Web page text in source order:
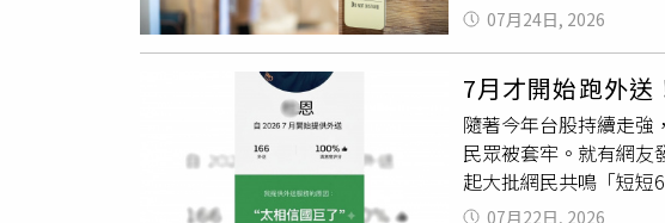
毫無感覺。檢方統計，
卡可分到2.5％，以此
不過周偉只承認偷信用
竊盜罪、詐欺得利罪及
有期徒刑9年以上之刑。
中」。
求出示身分證件查驗，
冷知識」，表示暑假
論是住宿或休息，都不
求出示身分證件確認年
此仍無法辦理入住。除
家長帶著孩子出遊住宿
「休息」，櫃檯便會進
07月24日, 2026
7月才開始跑外
隨著今年台股持續走強
民眾被套牢。就有網友
起大批網民共鳴「短短
APP點餐，而送餐的外
07月22日, 2026